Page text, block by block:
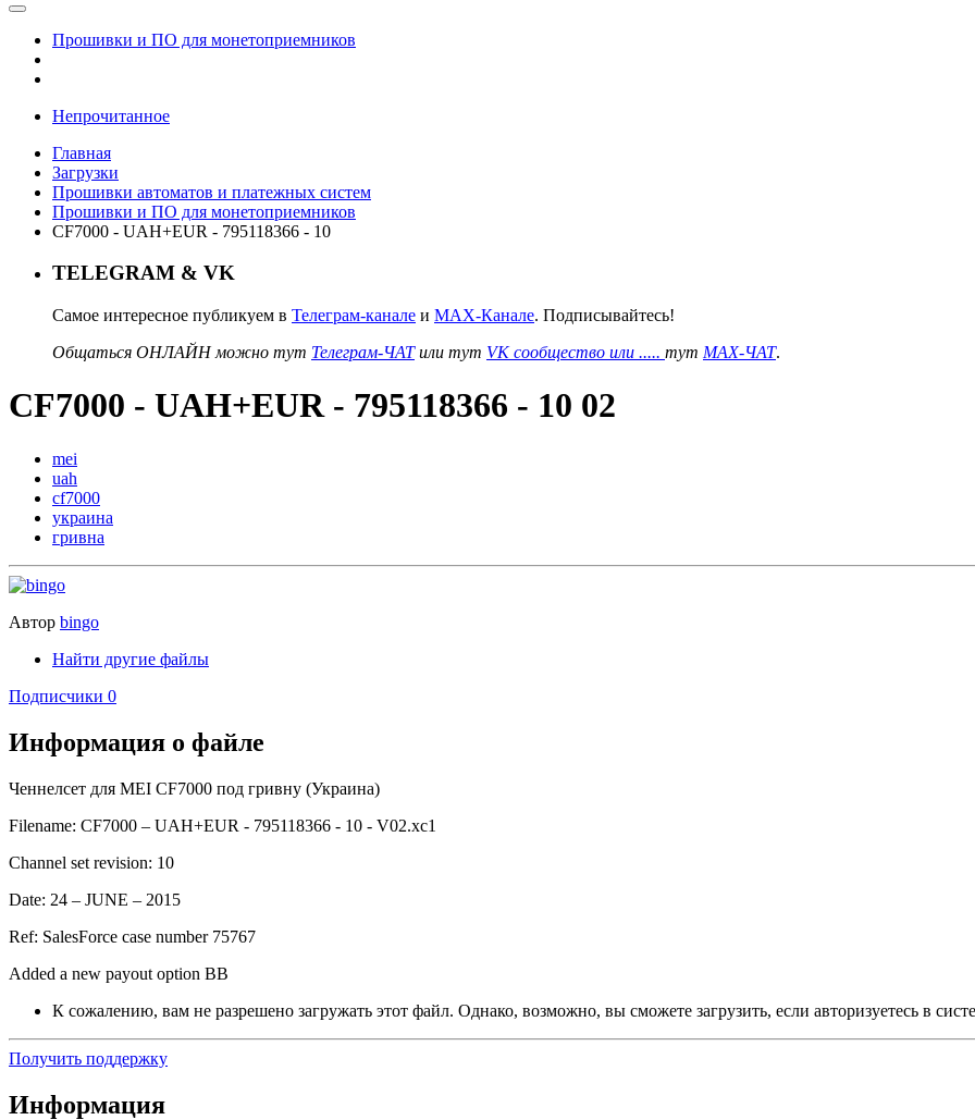
Прошивки и ПО для монетоприемников
Непрочитанное
Главная
Загрузки
Прошивки автоматов и платежных систем
Прошивки и ПО для монетоприемников
CF7000 - UAH+EUR - 795118366 - 10
TELEGRAM & VK
Самое интересное публикуем в Телеграм-канале и MAX-Канале. Подписывайтесь!
Общаться ОНЛАЙН можно тут Телеграм-ЧАТили тут VK сообщество или ..... тут MAX-ЧАТ.
CF7000 - UAH+EUR - 795118366 - 10 02
mei
uah
cf7000
украина
гривна
Автор bingo
Найти другие файлы
Подписчики 0
Информация о файле
Ченнелсет для MEI CF7000 под гривну (Украина)
Filename: CF7000 – UAH+EUR - 795118366 - 10 - V02.xc1
Channel set revision: 10
Date: 24 – JUNE – 2015
Ref: SalesForce case number 75767
Added a new payout option BB
К сожалению, вам не разрешено загружать этот файл. Однако, возможно, вы сможете загрузить, если авторизуетесь в
Получить поддержку
Информация